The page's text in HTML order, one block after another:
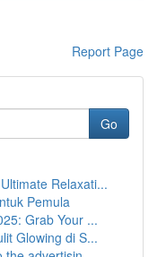
Report Page
Go
Relaxati...
Pemula
Grab Your ...
Glowing di S...